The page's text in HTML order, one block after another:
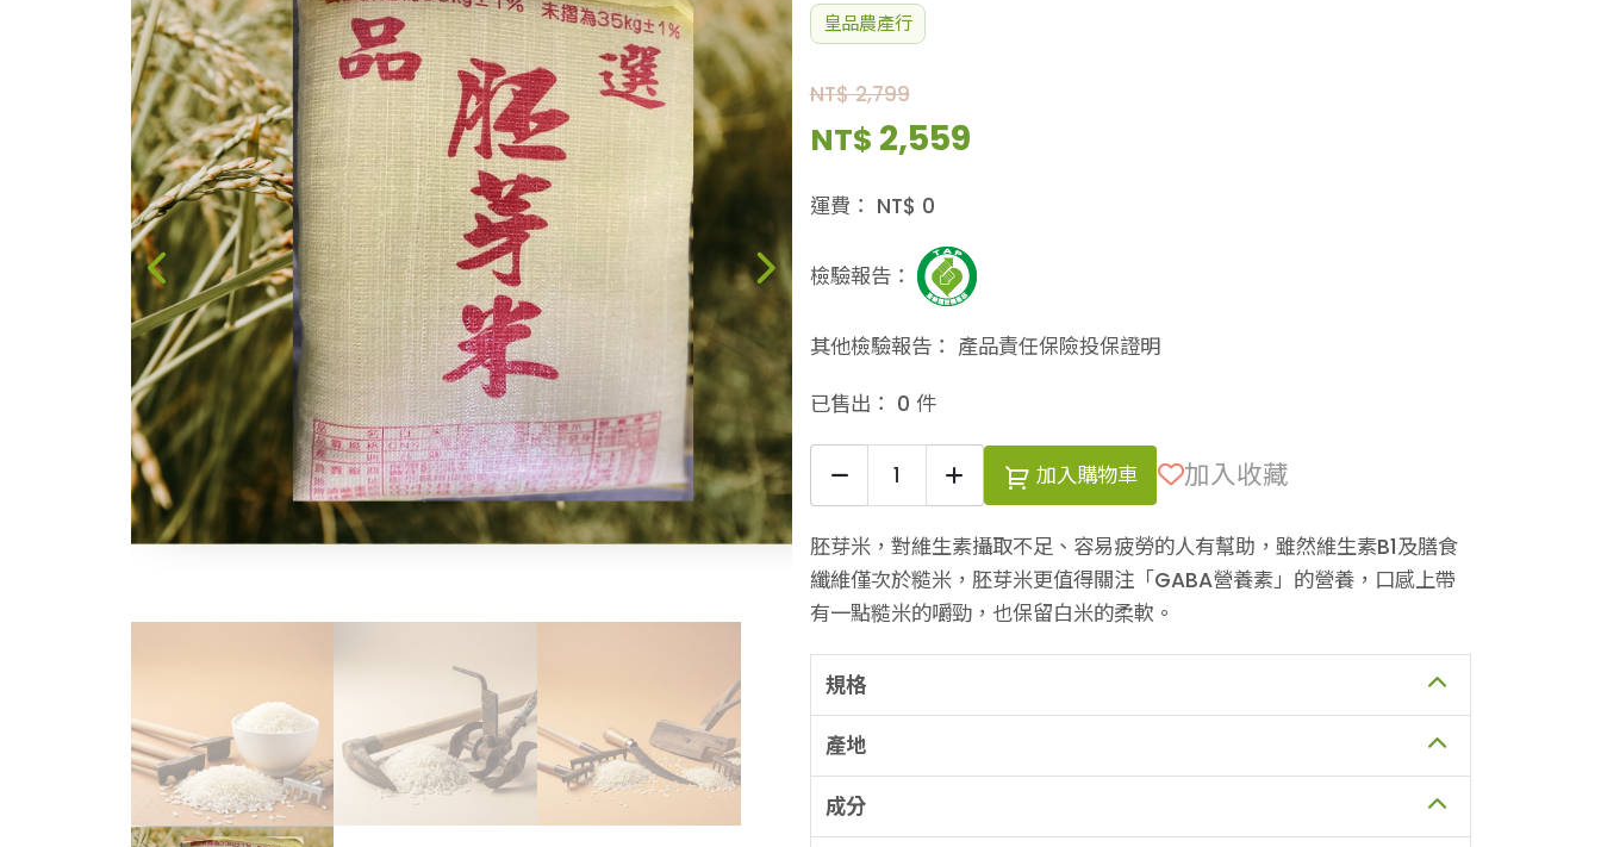
果醬、蜂蜜
台灣茶
咖啡
花果茶飲
加工飲品
花卉
加工生活用品
原民特區
農會商品
大量採購優惠專區
農業策略聯盟 送禮
專區
優質水果
皇品農產行
NT$ 2,799
NT$ 2,559
運費： NT$ 0
檢驗報告：
其他檢驗報告： 產品責任保險投保證明
已售出： 0 件
加入購物車 加入收藏
胚芽米，對維生素攝取不足、容易疲勞的人有幫助，雖然維生素B1及膳食
纖維僅次於糙米，胚芽米更值得關注「GABA營養素」的營養，口感上帶
有一點糙米的嚼勁，也保留白米的柔軟。
規格
產地
成分